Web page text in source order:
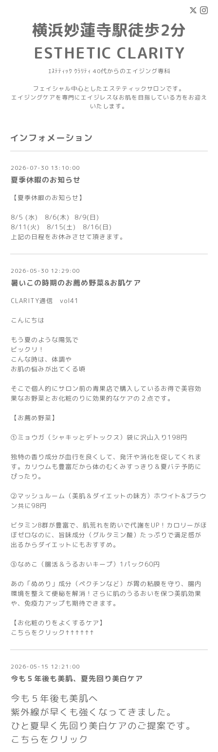
横浜妙蓮寺駅徒歩2分
ESTHETIC CLARITY
ｴｽﾃﾃｨｯｸ ｸﾗﾘﾃｨ 40代からのエイジング専科
フェイシャル中心としたエステティックサロンです。
エイジングケアを専門にエイジレスなお肌を目指している方をお迎え
いたします。
インフォメーション
2026-07-30 13:10:00
夏季休暇のお知らせ
【夏季休暇のお知らせ】
8/5 (水) 8/6(木) 8/9(日)
8/11(火) 8/15(土) 8/16(日)
上記の日程をお休みさせて頂きます。
2026-05-30 12:29:00
暑いこの時期のお薦め野菜&お肌ケア
CLARITY通信 vol41
こんにちは
もう夏のような陽気で
ビックリ！
こんな時は、体調や
お肌の悩みが出てくる頃
そこで個人的にサロン前の青果店で購入しているお得で美容効
果なお野菜とお化粧のりに効果的なケアの２点です。
【お薦め野菜】
①ミョウガ（シャキッとデトックス）袋に沢山入り198円
独特の香り成分が血行を良くして、発汗や消化を促してくれま
す。カリウムも豊富だから体のむくみすっきり＆夏バテ予防に
ぴったり。
②マッシュルーム（美肌＆ダイエットの味方）ホワイト&ブラウ
ン共に98円
ビタミンB群が豊富で、肌荒れを防いで代謝をUP！カロリーがほ
ぼゼロなのに、旨味成分（グルタミン酸）たっぷりで満足感が
出るからダイエットにもおすすめ。
③なめこ（腸活＆うるおいキープ）1パック60円
あの「ぬめり」成分（ペクチンなど）が胃の粘膜を守り、腸内
環境を整えて便秘を解消！さらに肌のうるおいを保つ美肌効果
や、免疫力アップも期待できます。
【お化粧のりをよくするケア】
こちらをクリック↑↑↑↑↑↑
2026-05-15 12:21:00
今も５年後も美肌、夏先回り美白ケア
今も５年後も美肌へ
紫外線が早くも強くなってきました。
ひと夏早く先回り美白ケアのご提案です。
こちらをクリック